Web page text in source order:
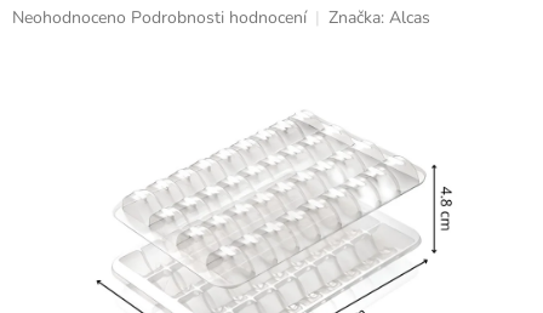
Průměrné
Neohodnoceno Podrobnosti hodnocení Značka: Alcas